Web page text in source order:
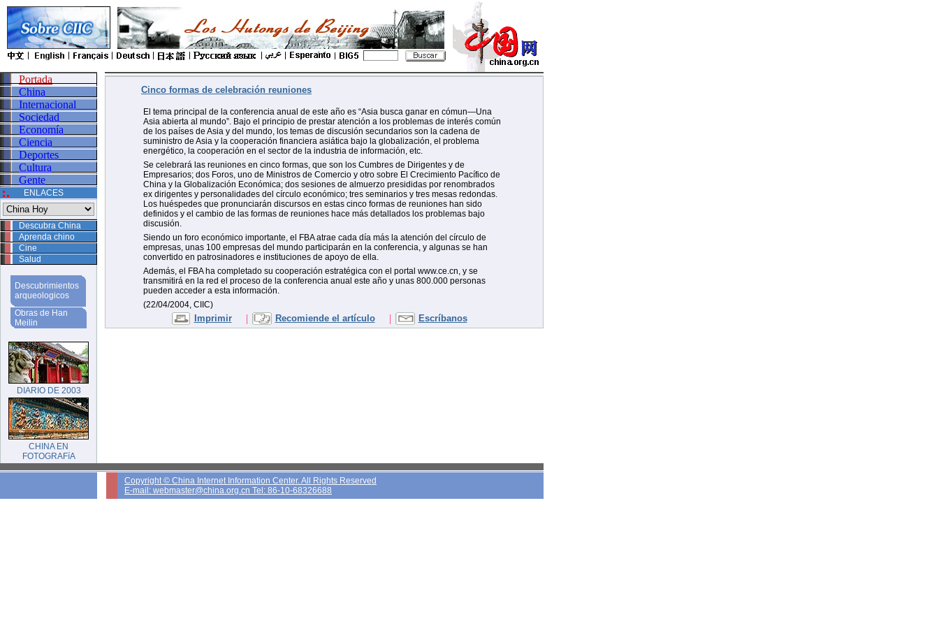
Portada
China
Internacional
Sociedad
Economía
Ciencia
Deportes
Cultura
Gente
ENLACES
Descubra China
Aprenda chino
Cine
Salud
Descubrimientos
arqueologicos
Obras de Han
Meilin
DIARIO DE 2003
CHINA EN
FOTOGRAFíA
Cinco formas de celebración reuniones
El tema principal de la conferencia anual de este año es “Asia busca ganar en cómun—Una
Asia abierta al mundo”. Bajo el principio de prestar atención a los problemas de interés común
de los países de Asia y del mundo, los temas de discusión secundarios son la cadena de
suministro de Asia y la cooperación financiera asiática bajo la globalización, el problema
energético, la cooperación en el sector de la industria de información, etc.
Se celebrará las reuniones en cinco formas, que son los Cumbres de Dirigentes y de
Empresarios; dos Foros, uno de Ministros de Comercio y otro sobre El Crecimiento Pacífico de
China y la Globalización Económica; dos sesiones de almuerzo presididas por renombrados
ex dirigentes y personalidades del círculo económico; tres seminarios y tres mesas redondas.
Los huéspedes que pronunciarán discursos en estas cinco formas de reuniones han sido
definidos y el cambio de las formas de reuniones hace más detallados los problemas bajo
discusión.
Siendo un foro económico importante, el FBA atrae cada día más la atención del círculo de
empresas, unas 100 empresas del mundo participarán en la conferencia, y algunas se han
convertido en patrosinadores e instituciones de apoyo de ella.
Además, el FBA ha completado su cooperación estratégica con el portal www.ce.cn, y se
transmitirá en la red el proceso de la conferencia anual este año y unas 800.000 personas
pueden acceder a esta información.
(22/04/2004, CIIC)
Imprimir | Recomiende el artículo | Escríbanos
Copyright © China Internet Information Center. All Rights Reserved
E-mail: webmaster@china.org.cn Tel: 86-10-68326688